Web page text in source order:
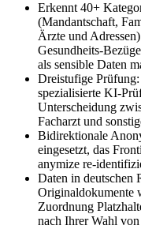
Erkennt 40+
(Mandantschaft,
Ärzte und
Gesundheits-
als sensible Daten
Dreistufige
spezialisierte KI-
Unterscheidung
Facharzt und
Bidirektionale
eingesetzt, das
anymize re-
Daten in deutschen
Originaldokumente
Zuordnung
nach Ihrer Wahl